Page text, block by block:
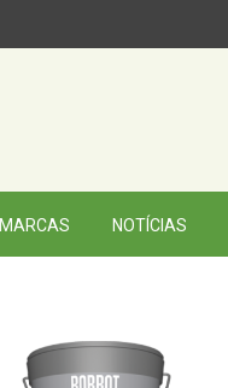
MARCAS NOTÍCIAS